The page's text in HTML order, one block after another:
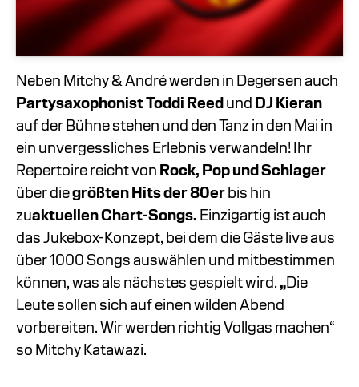
Neben Mitchy & André werden in Degersen auch
Partysaxophonist Toddi Reed und DJ Kieran
auf der Bühne stehen und den Tanz in den Mai in
ein unvergessliches Erlebnis verwandeln! Ihr
Repertoire reicht von Rock, Pop und Schlager
über diegrößten Hits der 80er bis hin
zuaktuellen Chart-Songs. Einzigartig ist auch
das Jukebox-Konzept, bei dem die Gäste live aus
über 1000 Songs auswählen und mitbestimmen
können, was als nächstes gespielt wird. „Die
Leute sollen sich auf einen wilden Abend
vorbereiten. Wir werden richtig Vollgas machen“
so Mitchy Katawazi.